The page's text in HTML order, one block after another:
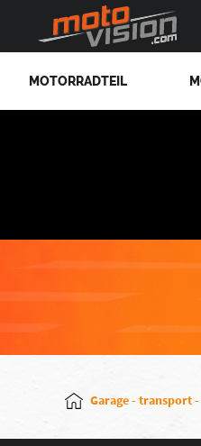
MOTORRADTEIL
Garage - transport